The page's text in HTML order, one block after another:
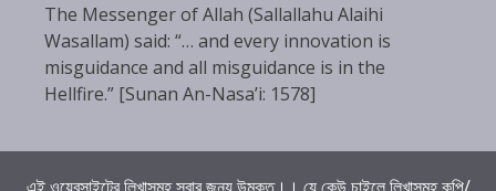
The Messenger of Allah (Sallallahu Alaihi
Wasallam) said: “… and every innovation is
misguidance and all misguidance is in the
Hellfire.” [Sunan An-Nasa’i: 1578]
এই ওয়েবসাইটের লিখাসমূহ সবার জন্য উন্মুক্ত।। যে কেউ চাইলে লিখাসমূহ কপি/